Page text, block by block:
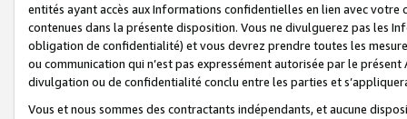
entités ayant accès aux Informations confidentielles en lien avec
contenues dans la présente disposition. Vous ne divulguerez pas les
obligation de confidentialité) et vous devrez prendre toutes les
ou communication qui n’est pas expressément autorisée par le
divulgation ou de confidentialité conclu entre les parties et
Vous et nous sommes des contractants indépendants, et aucune